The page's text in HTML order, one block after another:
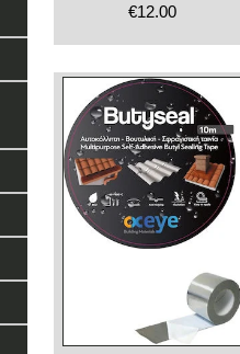
€12.00